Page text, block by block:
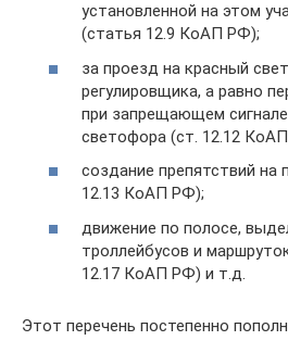
установленной на этом
(статья 12.9 КоАП РФ);
за проезд на красный
регулировщика, а равно
при запрещающем
светофора (ст. 12.12
создание препятствий на
12.13 КоАП РФ);
движение по полосе,
троллейбусов и
12.17 КоАП РФ) и т.д.
Этот перечень постепенно